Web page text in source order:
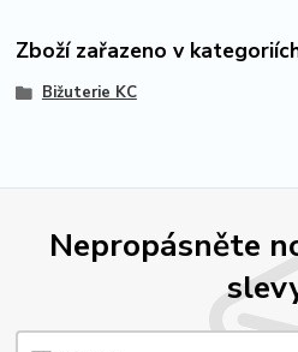
Zboží zařazeno v
Bižuterie KC
Nepropásněte